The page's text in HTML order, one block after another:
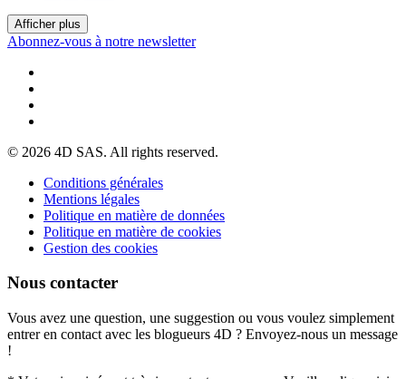
Afficher plus
Abonnez-vous à notre newsletter
© 2026 4D SAS. All rights reserved.
Conditions générales
Mentions légales
Politique en matière de données
Politique en matière de cookies
Gestion des cookies
Nous contacter
Vous avez une question, une suggestion ou vous voulez simplement
entrer en contact avec les blogueurs 4D ? Envoyez-nous un message
!